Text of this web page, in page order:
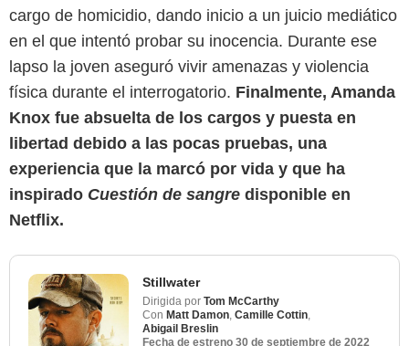
cargo de homicidio, dando inicio a un juicio mediático
en el que intentó probar su inocencia. Durante ese
lapso la joven aseguró vivir amenazas y violencia
física durante el interrogatorio. Finalmente, Amanda
Knox fue absuelta de los cargos y puesta en
libertad debido a las pocas pruebas, una
experiencia que la marcó por vida y que ha
inspirado Cuestión de sangre disponible en
Netflix.
Stillwater
Dirigida por Tom McCarthy
Con Matt Damon, Camille Cottin,
Abigail Breslin
Fecha de estreno 30 de septiembre de 2022